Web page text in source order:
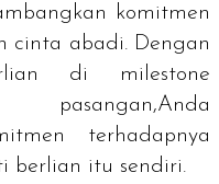
komitmen
cinta abadi. Dengan
di milestone
terhadapnya
berlian itu sendiri.